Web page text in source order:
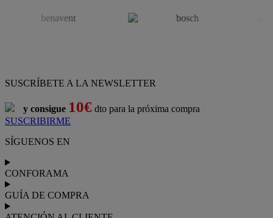
SUSCRÍBETE A LA NEWSLETTER
y consigue 10€ dto para la próxima compra
SUSCRIBIRME
SÍGUENOS EN
CONFORAMA
GUÍA DE COMPRA